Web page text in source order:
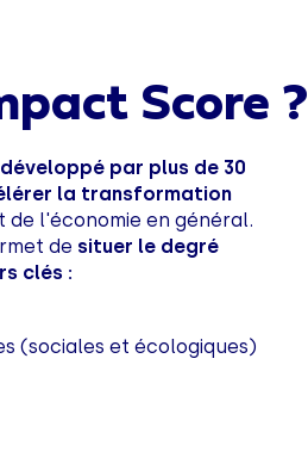
Score ?
par plus de 30
la transformation
de l'économie en général.
de situer le degré
clés :
(sociales et écologiques)